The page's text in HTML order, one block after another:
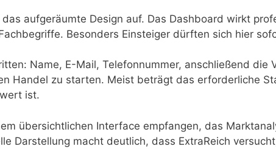
aufgeräumte Design auf. Das Dashboard wirkt
Besonders Einsteiger dürften sich hier
Name, E-Mail, Telefonnummer, anschließend die
Handel zu starten. Meist beträgt das erforderliche
ist.
übersichtlichen Interface empfangen, das
Darstellung macht deutlich, dass ExtraReich